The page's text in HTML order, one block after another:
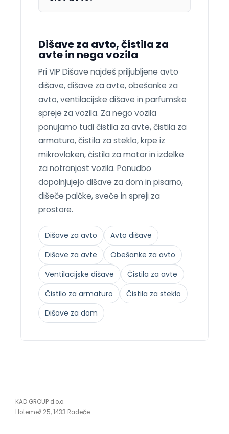
Dišave za avto, čistila za
avte in nega vozila
Pri VIP Dišave najdeš priljubljene avto
dišave, dišave za avte, obešanke za
avto, ventilacijske dišave in parfumske
spreje za vozila. Za nego vozila
ponujamo tudi čistila za avte, čistila za
armaturo, čistila za steklo, krpe iz
mikrovlaken, čistila za motor in izdelke
za notranjost vozila. Ponudbo
dopolnjujejo dišave za dom in pisarno,
dišeče palčke, sveče in spreji za
prostore.
Dišave za avto
Avto dišave
Dišave za avte
Obešanke za avto
Ventilacijske dišave
Čistila za avte
Čistilo za armaturo
Čistila za steklo
Dišave za dom
KAD GROUP d.o.o.
Hotemež 25, 1433 Radeče